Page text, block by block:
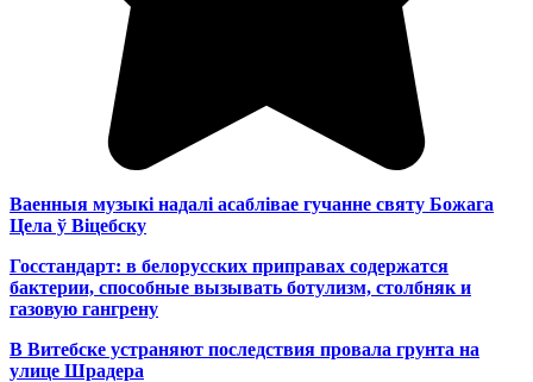
Ваенныя музыкі надалі асаблівае гучанне святу Божага
Цела ў Віцебску
Госстандарт: в белорусских приправах содержатся
бактерии, способные вызывать ботулизм, столбняк и
газовую гангрену
В Витебске устраняют последствия провала грунта на
улице Шрадера